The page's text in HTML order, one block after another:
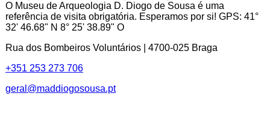
O Museu de Arqueologia D. Diogo de Sousa é uma
referência de visita obrigatória. Esperamos por si! GPS: 41°
32' 46.68" N 8° 25' 38.89" O
Rua dos Bombeiros Voluntários | 4700-025 Braga
+351 253 273 706
geral@maddiogosousa.pt